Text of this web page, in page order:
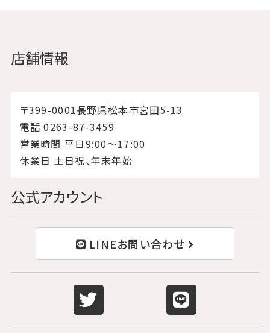
店舗情報
〒399-0001長野県松本市宮田5-13
電話 0263-87-3459
営業時間 平日9:00〜17:00
休業日 土日祝、年末年始
公式アカウント
LINEお問い合わせ